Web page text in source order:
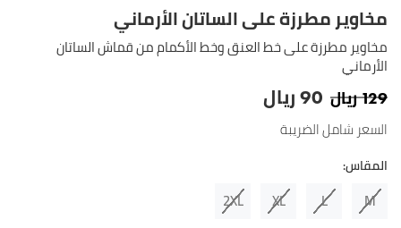
مخاوير مطرزة على الساتان الأرماني
مخاوير مطرزة على خط العنق وخط الأكمام من قماش الساتان
الأرماني
ريال129 ريال 90
السعر شامل الضريبة
المقاس:
M
L
XL
2XL